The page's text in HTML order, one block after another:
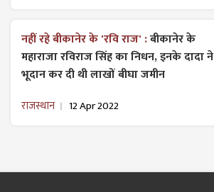
नहीं रहे बीकानेर के 'रवि राज' :बीकानेर के
महाराजा रविराज सिंह का निधन, इनके दादा ने
भूदान कर दी थी लाखों बीघा जमीन
राजस्थान 12 Apr 2022